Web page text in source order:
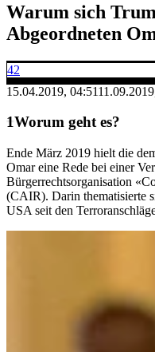
Warum sich
Abgeordneten
42
15.04.2019, 04:51
Worum geht es?
Ende März 2019 hielt die
Omar eine Rede bei einer
Bürgerrechtsorganisation
(CAIR). Darin thematisierte
USA seit den